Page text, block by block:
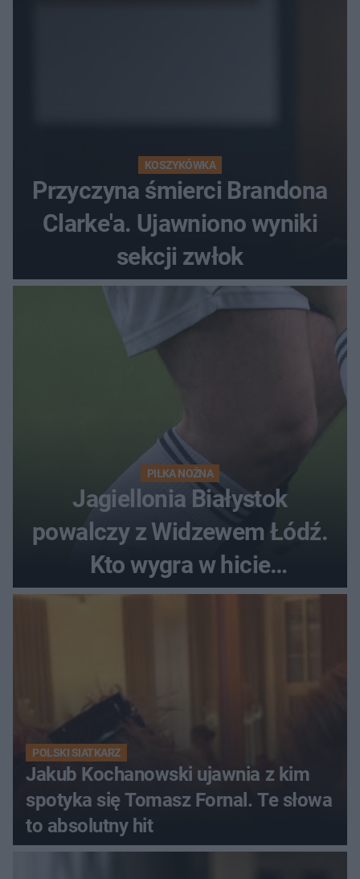
KOSZYKÓWKA
Przyczyna śmierci Brandona
Clarke'a. Ujawniono wyniki
sekcji zwłok
PIŁKA NOŻNA
Jagiellonia Białystok
powalczy z Widzewem Łódź.
Kto wygra w hicie
Ekstraklasy?
POLSKI SIATKARZ
Jakub Kochanowski ujawnia z kim
spotyka się Tomasz Fornal. Te słowa
to absolutny hit